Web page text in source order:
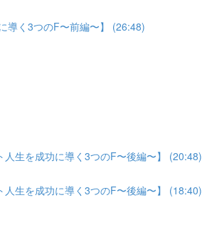
導く3つのF〜前編〜】 (26:48)
生を成功に導く3つのF〜後編〜】 (20:48)
生を成功に導く3つのF〜後編〜】 (18:40)